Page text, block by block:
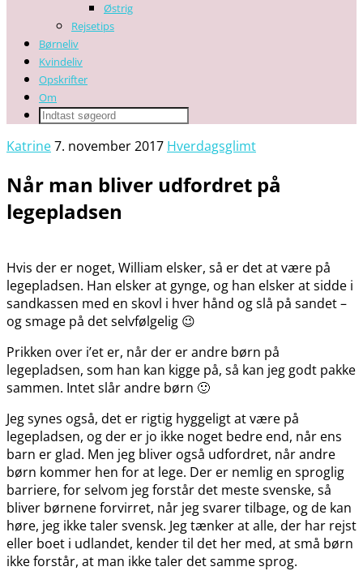
Østrig
Rejsetips
Børneliv
Kvindeliv
Opskrifter
Om
Katrine7. november 2017 Hverdagsglimt
Når man bliver udfordret på
legepladsen
Hvis der er noget, William elsker, så er det at være på
legepladsen. Han elsker at gynge, og han elsker at sidde i
sandkassen med en skovl i hver hånd og slå på sandet –
og smage på det selvfølgelig 😉
Prikken over i’et er, når der er andre børn på
legepladsen, som han kan kigge på, så kan jeg godt pakke
sammen. Intet slår andre børn 🙂
Jeg synes også, det er rigtig hyggeligt at være på
legepladsen, og der er jo ikke noget bedre end, når ens
barn er glad. Men jeg bliver også udfordret, når andre
børn kommer hen for at lege. Der er nemlig en sproglig
barriere, for selvom jeg forstår det meste svenske, så
bliver børnene forvirret, når jeg svarer tilbage, og de kan
høre, jeg ikke taler svensk. Jeg tænker at alle, der har rejst
eller boet i udlandet, kender til det her med, at små børn
ikke forstår, at man ikke taler det samme sprog.